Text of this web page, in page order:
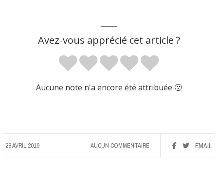
Avez-vous apprécié cet article ?
Aucune note n'a encore été attribuée 🙁
28 AVRIL 2019 EMAIL
AUCUN COMMENTAIRE